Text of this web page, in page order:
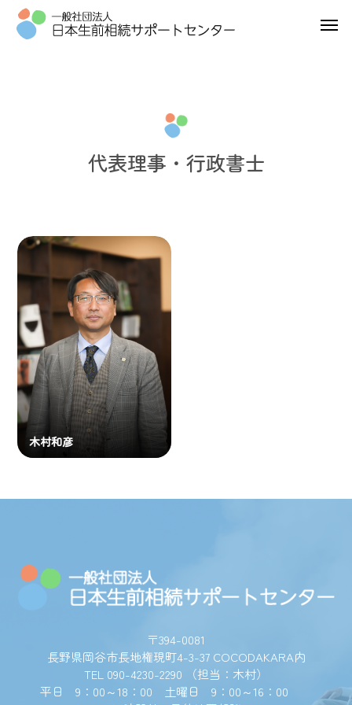
代表理事・行政書士
木村和彦
〒394-0081
長野県岡谷市長地権現町4-3-37 COCODAKARA内
TEL 090-4230-2290 （担当：木村）
平日 9：00～18：00 土曜日 9：00～16：00